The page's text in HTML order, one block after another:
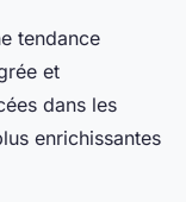
tendance
et
dans les
enrichissantes